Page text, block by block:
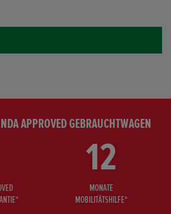
APPROVED GEBRAUCHTWAGEN
12
MONATE
MOBILITÄTSHILFE*